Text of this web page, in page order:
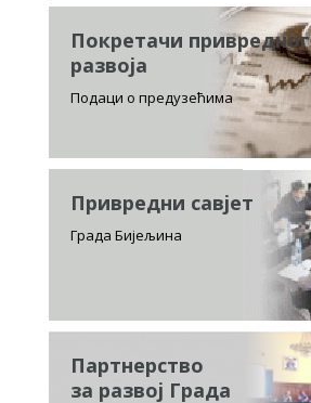
Покретачи привредног
развоја
Подаци о предузећима
Привредни савјет
Града Бијељина
Партнерство
за развој Града